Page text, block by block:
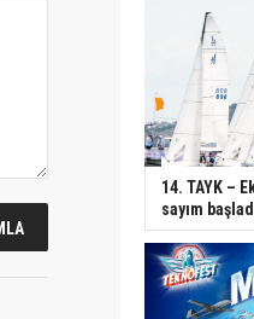
14. TAYK –
sayım